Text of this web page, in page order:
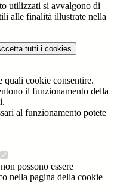
utilizzati si avvalgono di
alle finalità illustrate nella
tutti i cookies
quali cookie consentire.
il funzionamento della
al funzionamento potete
possono essere
nella pagina della cookie